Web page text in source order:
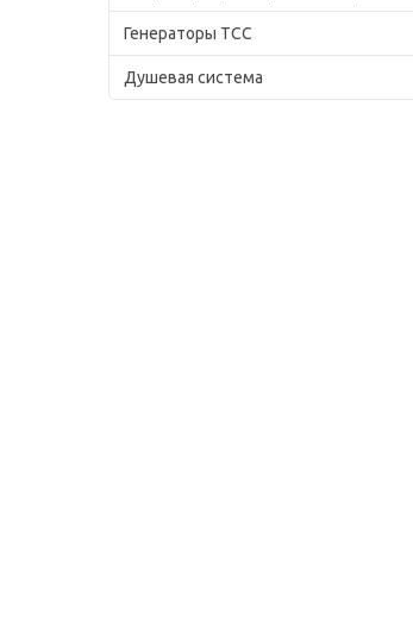
Генераторы ТСС
Душевая система